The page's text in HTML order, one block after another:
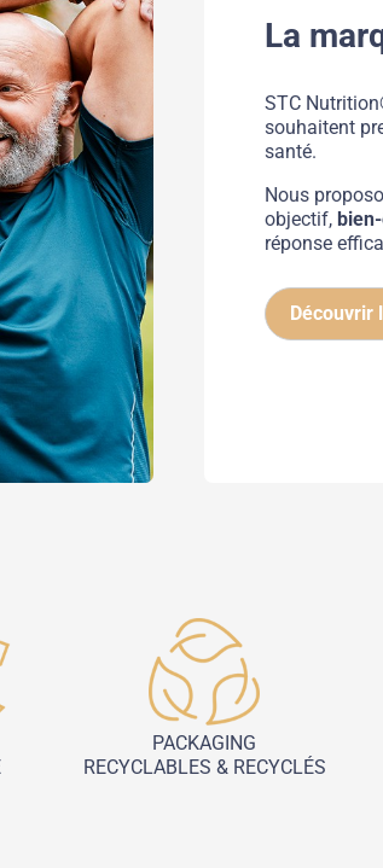
La
STC
souhaitent
santé.
Nous
objectif,
réponse
Découvrir
PACKAGING
RECYCLABLES & RECYCLÉS